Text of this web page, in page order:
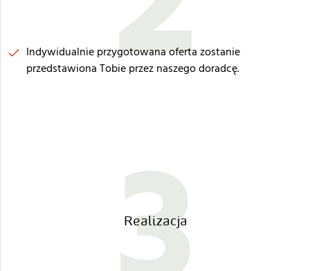
Indywidualnie przygotowana oferta zostanie
przedstawiona Tobie przez naszego doradcę.
Realizacja